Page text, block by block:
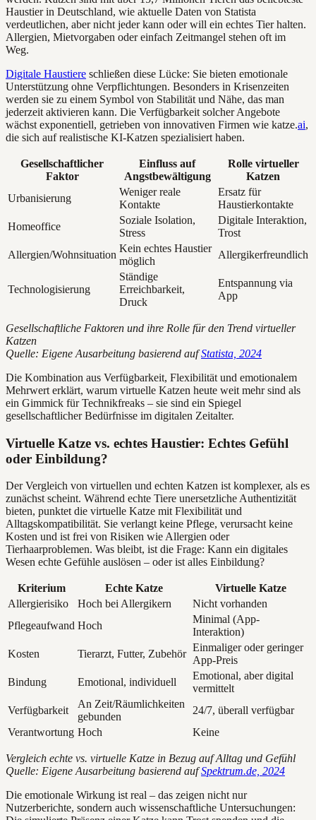
Haustier in Deutschland, wie aktuelle Daten von Statista
verdeutlichen, aber nicht jeder kann oder will ein echtes Tier halten.
Allergien, Mietvorgaben oder einfach Zeitmangel stehen oft im
Weg.
Digitale Haustiere schließen diese Lücke: Sie bieten emotionale
Unterstützung ohne Verpflichtungen. Besonders in Krisenzeiten
werden sie zu einem Symbol von Stabilität und Nähe, das man
jederzeit aktivieren kann. Die Verfügbarkeit solcher Angebote
wächst exponentiell, getrieben von innovativen Firmen wie katze.ai,
die sich auf realistische KI-Katzen spezialisiert haben.
Gesellschaftlicher
Faktor
Einfluss auf
Angstbewältigung
Rolle virtueller
Katzen
Urbanisierung
Weniger reale
Kontakte
Ersatz für
Haustierkontakte
Homeoffice
Soziale Isolation,
Stress
Digitale Interaktion,
Trost
Allergien/Wohnsituation
Kein echtes Haustier
möglich
Allergikerfreundlich
Technologisierung
Ständige
Erreichbarkeit,
Druck
Entspannung via
App
Gesellschaftliche Faktoren und ihre Rolle für den Trend virtueller
Katzen
Quelle: Eigene Ausarbeitung basierend aufStatista, 2024
Die Kombination aus Verfügbarkeit, Flexibilität und emotionalem
Mehrwert erklärt, warum virtuelle Katzen heute weit mehr sind als
ein Gimmick für Technikfreaks – sie sind ein Spiegel
gesellschaftlicher Bedürfnisse im digitalen Zeitalter.
Virtuelle Katze vs. echtes Haustier: Echtes Gefühl
oder Einbildung?
Der Vergleich von virtuellen und echten Katzen ist komplexer, als es
zunächst scheint. Während echte Tiere unersetzliche Authentizität
bieten, punktet die virtuelle Katze mit Flexibilität und
Alltagskompatibilität. Sie verlangt keine Pflege, verursacht keine
Kosten und ist frei von Risiken wie Allergien oder
Tierhaarproblemen. Was bleibt, ist die Frage: Kann ein digitales
Wesen echte Gefühle auslösen – oder ist alles Einbildung?
Kriterium Echte Katze
Virtuelle Katze
Allergierisiko
Hoch bei Allergikern
Nicht vorhanden
Pflegeaufwand Hoch
Minimal (App-
Interaktion)
Kosten
Tierarzt, Futter, Zubehör
Einmaliger oder geringer
App-Preis
Bindung
Emotional, individuell
Emotional, aber digital
vermittelt
Verfügbarkeit
An Zeit/Räumlichkeiten
gebunden
24/7, überall verfügbar
Verantwortung Hoch Keine
Vergleich echte vs. virtuelle Katze in Bezug auf Alltag und Gefühl
Quelle: Eigene Ausarbeitung basierend aufSpektrum.de, 2024
Die emotionale Wirkung ist real – das zeigen nicht nur
Nutzerberichte, sondern auch wissenschaftliche Untersuchungen: